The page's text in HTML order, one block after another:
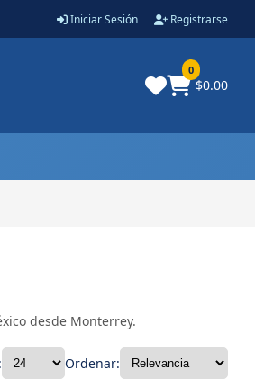
Iniciar Sesión Registrarse
0
$0.00
desde Monterrey.
Ordenar: